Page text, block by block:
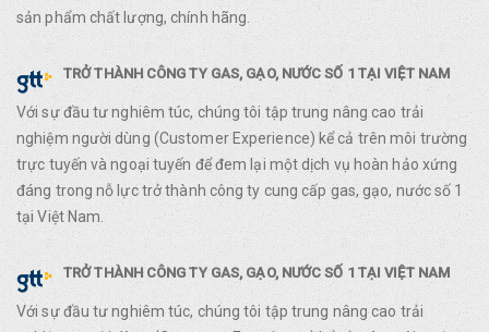
sản phẩm chất lượng, chính hãng.
TRỞ THÀNH CÔNG TY GAS, GẠO, NƯỚC SỐ 1 TẠI VIỆT NAM
Với sự đầu tư nghiêm túc, chúng tôi tập trung nâng cao trải
nghiệm người dùng (Customer Experience) kể cả trên môi trường
trực tuyến và ngoại tuyến để đem lại một dịch vụ hoàn hảo xứng
đáng trong nỗ lực trở thành công ty cung cấp gas, gạo, nước số 1
tại Việt Nam.
TRỞ THÀNH CÔNG TY GAS, GẠO, NƯỚC SỐ 1 TẠI VIỆT NAM
Với sự đầu tư nghiêm túc, chúng tôi tập trung nâng cao trải